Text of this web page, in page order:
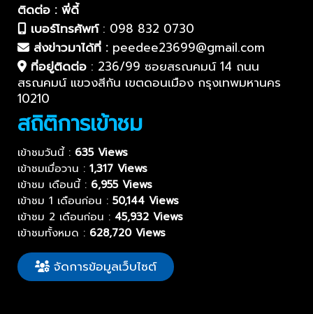
ติดต่อ : พี่ดี้
เบอร์โทรศัพท์: 098 832 0730
ส่งข่าวมาได้ที่ : peedee23699@gmail.com
ที่อยู่ติดต่อ : 236/99 ซอยสรณคมน์ 14 ถนน
สรณคมน์ แขวงสีกัน เขตดอนเมือง กรุงเทพมหานคร
10210
สถิติการเข้าชม
เข้าชมวันนี้ : 635 Views
เข้าชมเมื่อวาน : 1,317 Views
เข้าชม เดือนนี้ : 6,955 Views
เข้าชม 1 เดือนก่อน : 50,144 Views
เข้าชม 2 เดือนก่อน : 45,932 Views
เข้าชมทั้งหมด : 628,720 Views
จัดการข้อมูลเว็บไซต์